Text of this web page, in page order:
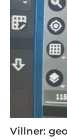
Villner: